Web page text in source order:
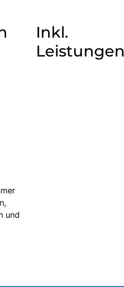
Inkl.
Leistungen
und